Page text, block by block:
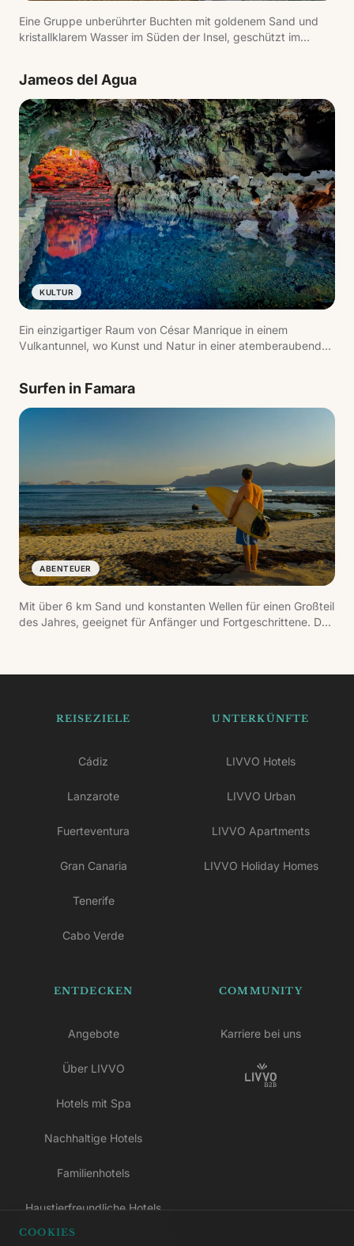
Eine Gruppe unberührter Buchten mit goldenem Sand und
kristallklarem Wasser im Süden der Insel, geschützt im
Ruhiges Wasser, ideal zum Schnorcheln.
Jameos del Agua
KULTUR
Ein einzigartiger Raum von César Manrique in einem
Vulkantunnel, wo Kunst und Natur in einer atemberaubenden
endemische Art.
Surfen in Famara
ABENTEUER
Mit über 6 km Sand und konstanten Wellen für einen Großteil
des Jahres, geeignet für Anfänger und Fortgeschrittene. Der
REISEZIELE
Cádiz
Lanzarote
Fuerteventura
Gran Canaria
Tenerife
Cabo Verde
UNTERKÜNFTE
LIVVO Hotels
LIVVO Urban
LIVVO Apartments
LIVVO Holiday Homes
ENTDECKEN
Angebote
Über LIVVO
Hotels mit Spa
Nachhaltige Hotels
Familienhotels
Haustierfreundliche Hotels
COMMUNITY
Karriere bei uns
COOKIES